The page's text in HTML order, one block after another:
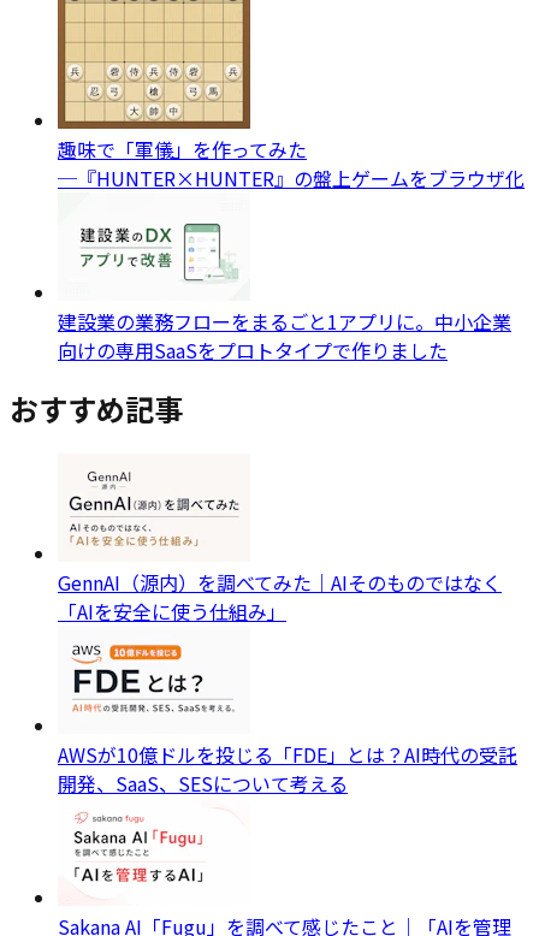
趣味で「軍儀」を作ってみた
─『HUNTER×HUNTER』の盤上ゲームをブラウザ化
建設業の業務フローをまるごと1アプリに。中小企業
向けの専用SaaSをプロトタイプで作りました
おすすめ記事
GennAI（源内）を調べてみた｜AIそのものではなく
「AIを安全に使う仕組み」
AWSが10億ドルを投じる「FDE」とは？AI時代の受託
開発、SaaS、SESについて考える
Sakana AI「Fugu」を調べて感じたこと｜「AIを管理